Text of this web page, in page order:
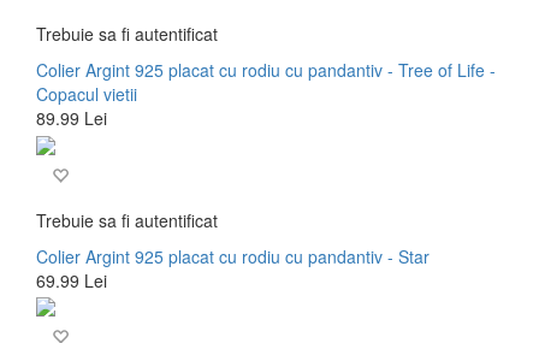
Trebuie sa fi autentificat
Colier Argint 925 placat cu rodiu cu pandantiv - Tree of Life -
Copacul vietii
89.99 Lei
Trebuie sa fi autentificat
Colier Argint 925 placat cu rodiu cu pandantiv - Star
69.99 Lei